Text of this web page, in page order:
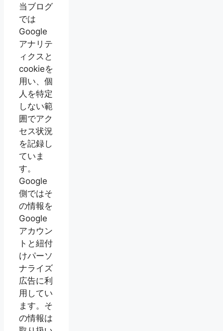
当ブログ
では
Google
アナリテ
ィクスと
cookieを
用い、個
人を特定
しない範
囲でアク
セス状況
を記録し
ていま
す。
Google
側ではそ
の情報を
Google
アカウン
トと紐付
けパーソ
ナライズ
広告に利
用してい
ます。そ
の情報は